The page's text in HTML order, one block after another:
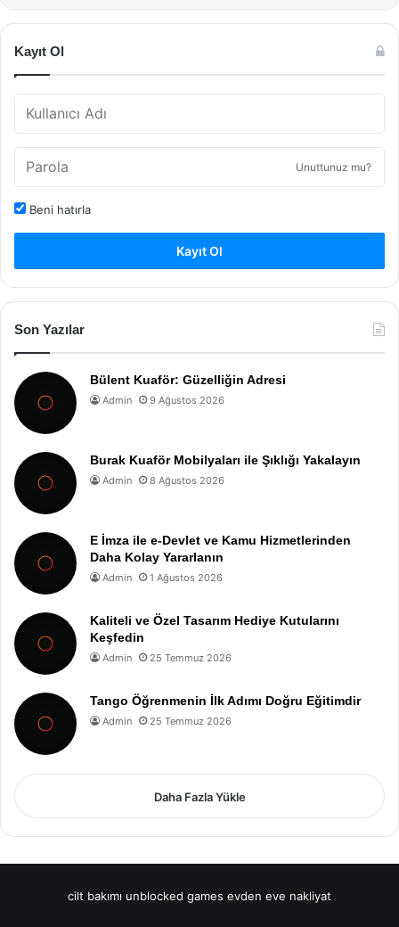
Kayıt Ol
Unuttunuz mu?
Beni hatırla
Kayıt Ol
Son Yazılar
Bülent Kuaför: Güzelliğin Adresi
Admin 9 Ağustos 2026
Burak Kuaför Mobilyaları ile Şıklığı Yakalayın
Admin 8 Ağustos 2026
E İmza ile e-Devlet ve Kamu Hizmetlerinden
Daha Kolay Yararlanın
Admin 1 Ağustos 2026
Kaliteli ve Özel Tasarım Hediye Kutularını
Keşfedin
Admin 25 Temmuz 2026
Tango Öğrenmenin İlk Adımı Doğru Eğitimdir
Admin 25 Temmuz 2026
Daha Fazla Yükle
cilt bakımı unblocked games evden eve nakliyat